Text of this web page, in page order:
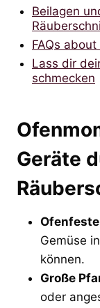
Beilagen
FAQs
Lass dir
schmecken
Geräte
Ofenfeste
Gemüse
können.
Große
oder